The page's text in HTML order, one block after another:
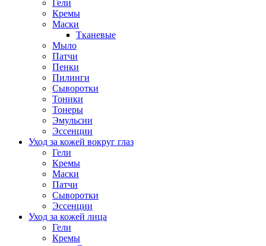
Гели
Кремы
Маски
Тканевые
Мыло
Патчи
Пенки
Пилинги
Сыворотки
Тоники
Тонеры
Эмульсии
Эссенции
Уход за кожей вокруг глаз
Гели
Кремы
Маски
Патчи
Сыворотки
Эссенции
Уход за кожей лица
Гели
Кремы